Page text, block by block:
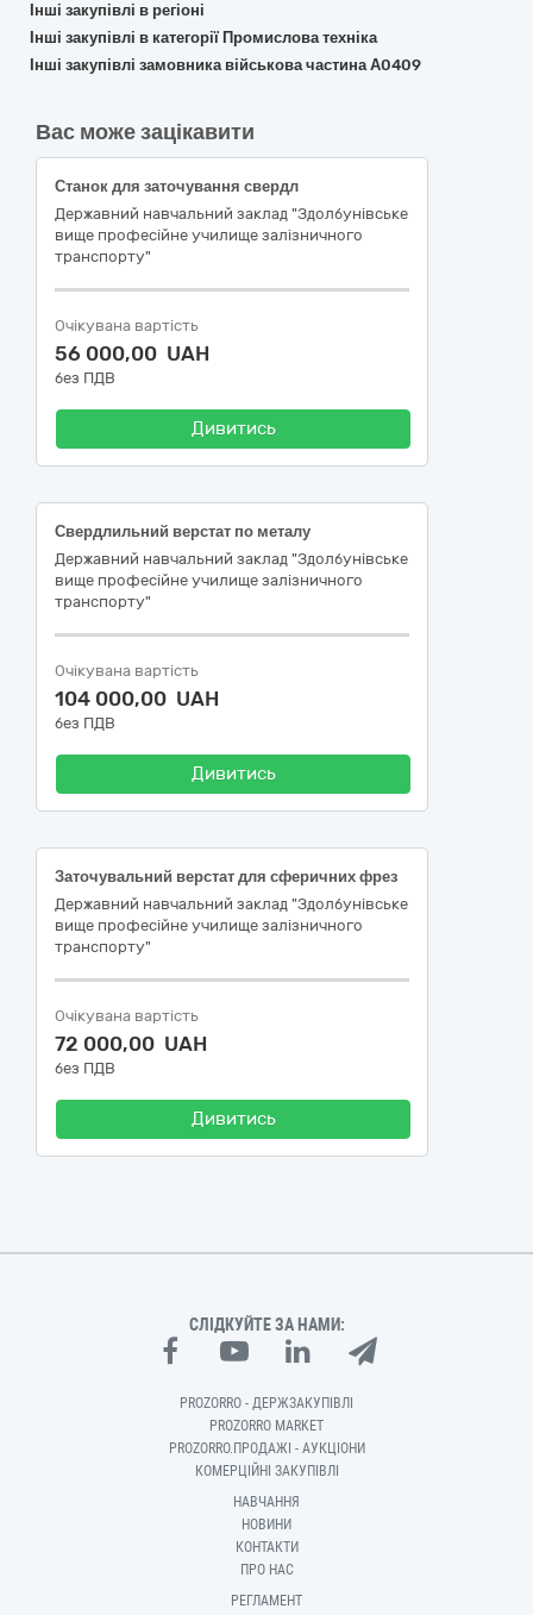
Інші закупівлі в регіоні
Інші закупівлі в категорії Промислова техніка
Інші закупівлі замовника військова частина А0409
Вас може зацікавити
Станок для заточування свердл
Державний навчальний заклад "Здолбунівське
вище професійне училище залізничного
транспорту"
Очікувана вартість
56 000,00 UAH
без ПДВ
Дивитись
Свердлильний верстат по металу
Державний навчальний заклад "Здолбунівське
вище професійне училище залізничного
транспорту"
Очікувана вартість
104 000,00 UAH
без ПДВ
Дивитись
Заточувальний верстат для сферичних фрез
Державний навчальний заклад "Здолбунівське
вище професійне училище залізничного
транспорту"
Очікувана вартість
72 000,00 UAH
без ПДВ
Дивитись
СЛІДКУЙТЕ ЗА НАМИ:
PROZORRO - ДЕРЖЗАКУПІВЛІ
PROZORRO MARKET
PROZORRO.ПРОДАЖІ - АУКЦІОНИ
КОМЕРЦІЙНІ ЗАКУПІВЛІ
НАВЧАННЯ
НОВИНИ
КОНТАКТИ
ПРО НАС
РЕГЛАМЕНТ